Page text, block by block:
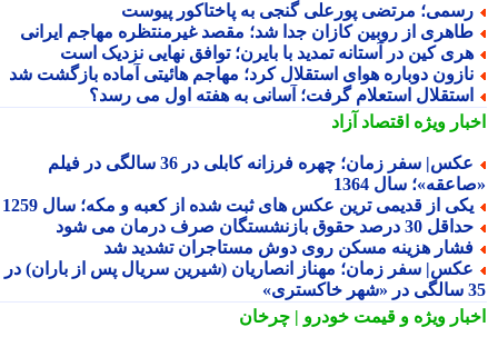
مرتضی پورعلی گنجی به پاختاکور پیوست
از روبین کازان جدا شد؛ مقصد غیرمنتظره مهاجم ایرانی
کین در آستانه تمدید با بایرن؛ توافق نهایی نزدیک است
دوباره هوای استقلال کرد؛ مهاجم هائیتی آماده بازگشت شد
استعلام گرفت؛ آسانی به هفته اول می رسد؟
ویژهاقتصاد آزاد
عکس| سفر زمان؛ چهره فرزانه کابلی در 36 سالگی در فیلم
سال 1364
از قدیمی ترین عکس های ثبت شده از کعبه و مکه؛ سال 1259
30 درصد حقوق بازنشستگان صرف درمان می شود
هزینه مسکن روی دوش مستاجران تشدید شد
سفر زمان؛ مهناز انصاریان (شیرین سریال پس از باران) در
ویژهو قیمت خودرو | چرخان